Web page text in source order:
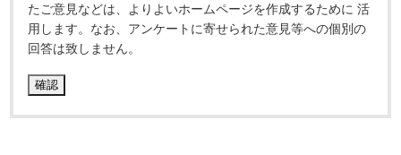
たご意見などは、よりよいホームページを作成するために 活
用します。なお、アンケートに寄せられた意見等への個別の
回答は致しません。